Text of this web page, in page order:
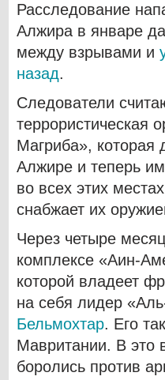
Расследование
Алжира в январе
между взрывами и
назад.
Следователи
террористическая
Магриба»,
Алжире и теперь
во всех этих
снабжает их
Через четыре
комплексе «Аин-
которой владеет
на себя лидер
Бельмохтар. Его
Мавритании. В это
боролись против